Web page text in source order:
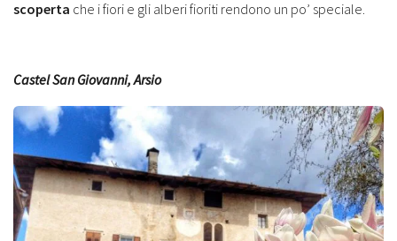
scoperta che i fiori e gli alberi fioriti rendono un po’ speciale.
Castel San Giovanni, Arsio